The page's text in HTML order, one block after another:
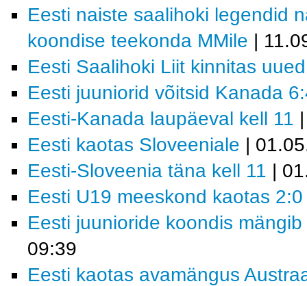
Eesti naiste saalihoki legendid
koondise teekonda MMile |
Eesti Saalihoki Liit kinnitas
Eesti juuniorid võitsid Kanada
Eesti-Kanada laupäeval kell 11
Eesti kaotas Sloveeniale |
Eesti-Sloveenia täna kell 11 |
Eesti U19 meeskond kaotas
Eesti juunioride koondis
09:39
Eesti kaotas avamängus